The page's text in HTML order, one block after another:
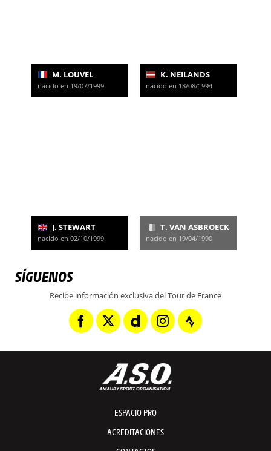
M. LOUVEL
nacido en 19/07/1999
K. NEILANDS
nacido en 18/08/1994
J. STEWART
nacido en 02/10/1999
T. VAN ASBROECK
nacido en 19/04/1990
SÍGUENOS
Recibe información exclusiva del Tour de France
ESPACIO PRO
ACREDITACIONES